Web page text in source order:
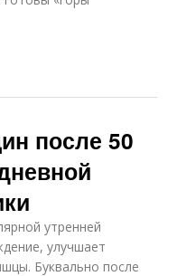
после 50
утренней
улучшает
Буквально после